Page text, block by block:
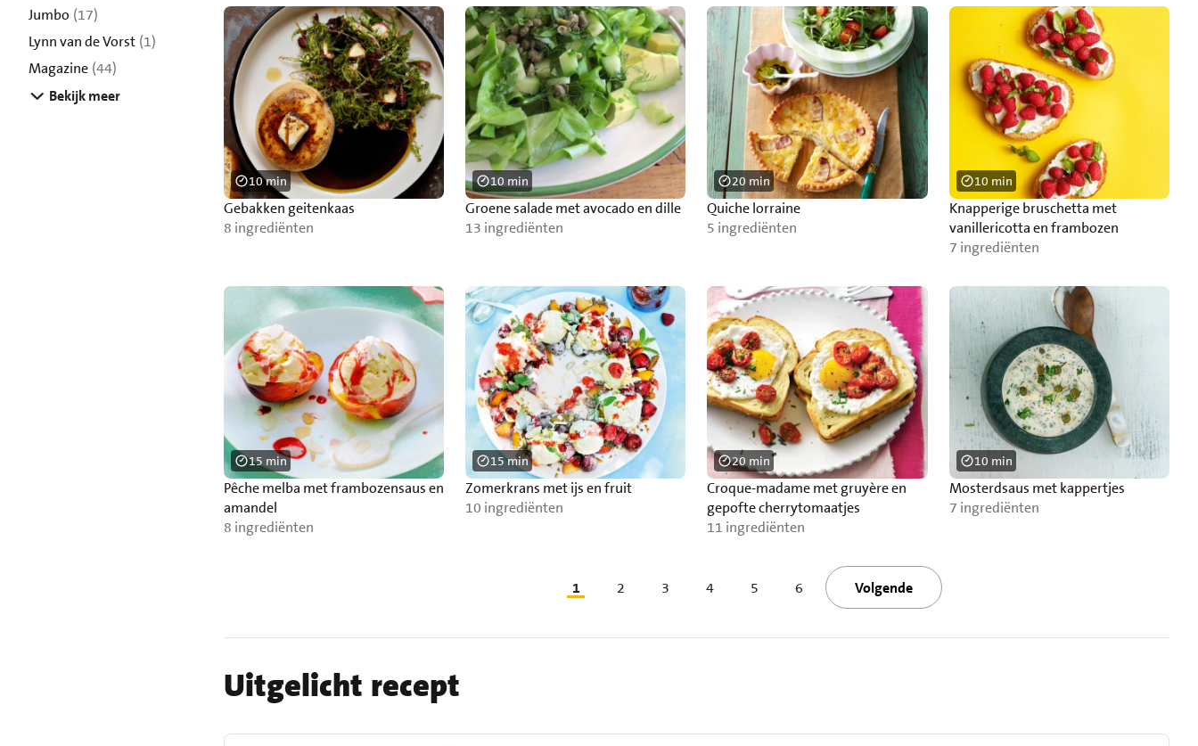
Jumbo (17)
Lynn van de Vorst (1)
Magazine (44)
Bekijk meer
Gebakken geitenkaas
8 ingrediënten
10 min
Groene salade met avocado en dille
13 ingrediënten
10 min
Quiche lorraine
5 ingrediënten
20 min
Knapperige bruschetta met
vanillericotta en frambozen
7 ingrediënten
10 min
Pêche melba met frambozensaus en
amandel
8 ingrediënten
15 min
Zomerkrans met ijs en fruit
10 ingrediënten
15 min
Croque-madame met gruyère en
gepofte cherrytomaatjes
11 ingrediënten
20 min
Mosterdsaus met kappertjes
7 ingrediënten
10 min
1 2 3 4 5 6 Volgende
Uitgelicht recept